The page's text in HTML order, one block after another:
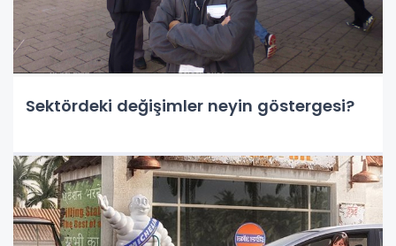
Sektördeki değişimler neyin göstergesi?